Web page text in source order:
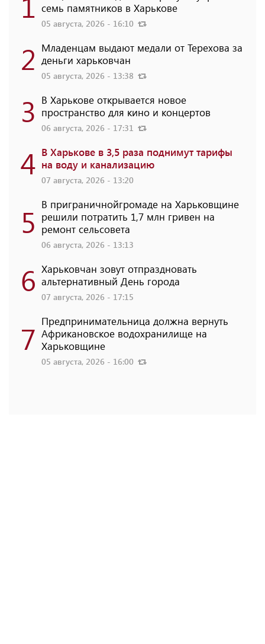
семь памятников в Харькове
05 августа, 2026 - 16:10
2 Младенцам выдают медали от Терехова за
деньги харьковчан
05 августа, 2026 - 13:38
3 В Харькове открывается новое
пространство для кино и концертов
06 августа, 2026 - 17:31
4 В Харькове в 3,5 раза поднимут тарифы
на воду и канализацию
07 августа, 2026 - 13:20
5 В приграничнойгромаде на Харьковщине
решили потратить 1,7 млн ​​гривен на
ремонт сельсовета
06 августа, 2026 - 13:13
6 Харьковчан зовут отпраздновать
альтернативный День города
07 августа, 2026 - 17:15
7 Предпринимательница должна вернуть
Африкановское водохранилище на
Харьковщине
05 августа, 2026 - 16:00